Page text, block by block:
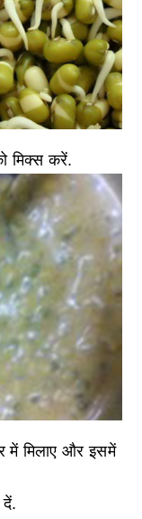
मिक्स करें.
में मिलाए और इसमें